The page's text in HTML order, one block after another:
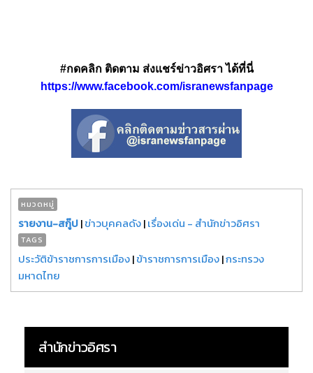
#กดคลิก ติดตาม ส่งแชร์ข่าวอิศรา ได้ที่นี่
https://www.facebook.com/isranewsfanpage
หมวดหมู่
รายงาน-สกู๊ป|ข่าวบุคคลดัง|เรื่องเด่น - สำนักข่าวอิศรา
TAGS
ประวัติข้าราชการการเมือง|ข้าราชการการเมือง|กระทรวง
มหาดไทย
สำนักข่าวอิศรา